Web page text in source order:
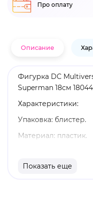
Про оплату
Описание
Фигурка DC
Superman 18см
Характеристики:
Упаковка: блистер.
Материал: пластик.
Оригинальный и
Показать еще